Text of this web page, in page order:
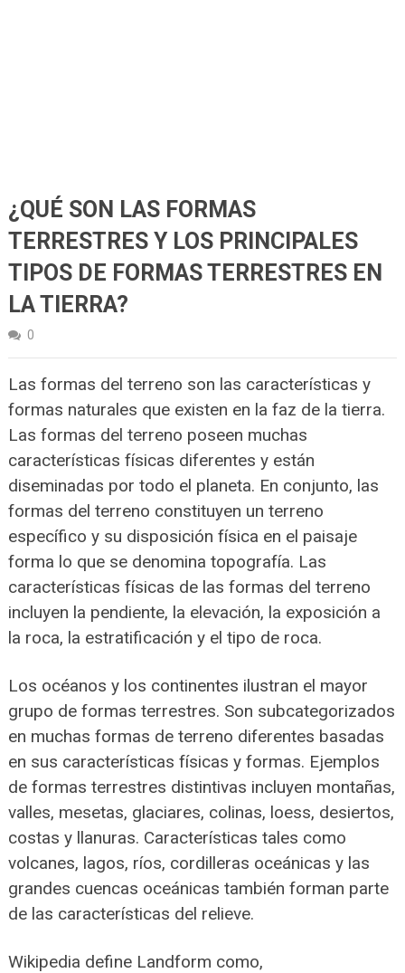
¿QUÉ SON LAS FORMAS
TERRESTRES Y LOS PRINCIPALES
TIPOS DE FORMAS TERRESTRES EN
LA TIERRA?
0
Las formas del terreno son las características y
formas naturales que existen en la faz de la tierra.
Las formas del terreno poseen muchas
características físicas diferentes y están
diseminadas por todo el planeta. En conjunto, las
formas del terreno constituyen un terreno
específico y su disposición física en el paisaje
forma lo que se denomina topografía. Las
características físicas de las formas del terreno
incluyen la pendiente, la elevación, la exposición a
la roca, la estratificación y el tipo de roca.
Los océanos y los continentes ilustran el mayor
grupo de formas terrestres. Son subcategorizados
en muchas formas de terreno diferentes basadas
en sus características físicas y formas. Ejemplos
de formas terrestres distintivas incluyen montañas,
valles, mesetas, glaciares, colinas, loess, desiertos,
costas y llanuras. Características tales como
volcanes, lagos, ríos, cordilleras oceánicas y las
grandes cuencas oceánicas también forman parte
de las características del relieve.
Wikipedia define Landform como,